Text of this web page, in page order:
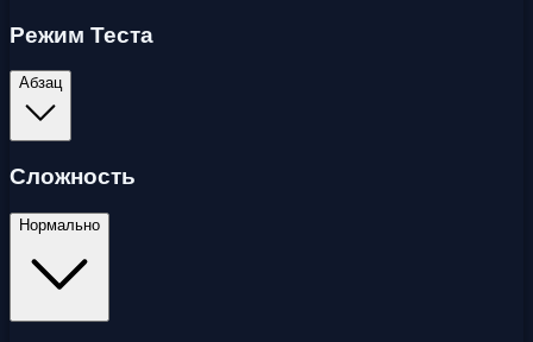
Режим Теста
Абзац
Сложность
Нормально